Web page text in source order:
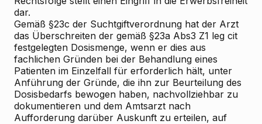
dar.
Gemäß §23c der Suchtgiftverordnung hat der Arzt
das Überschreiten der gemäß §23a Abs3 Z1 leg cit
festgelegten Dosismenge, wenn er dies aus
fachlichen Gründen bei der Behandlung eines
Patienten im Einzelfall für erforderlich hält, unter
Anführung der Gründe, die ihn zur Beurteilung des
Dosisbedarfs bewogen haben, nachvollziehbar zu
dokumentieren und dem Amtsarzt nach
Aufforderung darüber Auskunft zu erteilen, auf